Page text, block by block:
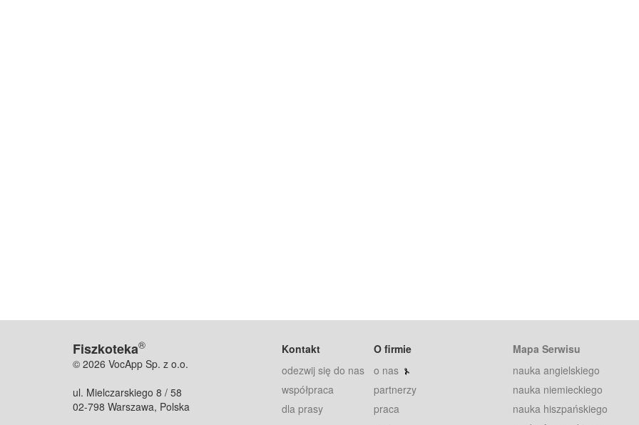
Fiszkoteka®
© 2026 VocApp Sp. z o.o.
ul. Mielczarskiego 8 / 58
02-798 Warszawa, Polska
Kontakt
odezwij się do nas
współpraca
dla prasy
O firmie
o nas
partnerzy
praca
Mapa Serwisu
nauka angielskiego
nauka niemieckiego
nauka hiszpańskiego